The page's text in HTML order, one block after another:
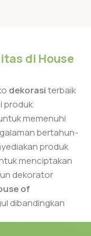
di House
dekorasiterbaik
produk
memenuhi
bertahun-
produk
menciptakan
dekorator
of
dibandingkan